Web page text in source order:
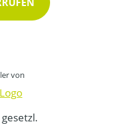
von